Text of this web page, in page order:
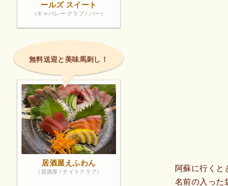
阿蘇に行くと
名前の入った
ールズ スイート
（キャバレー クラブ / バー）
無料送迎と美味馬刺し！
居酒屋えふわん
（居酒屋 / ナイトクラブ）